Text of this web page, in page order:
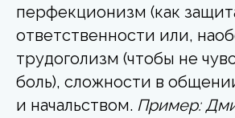
перфекционизм (как
ответственности или,
трудоголизм (чтобы не
боль), сложности в
и начальством. Пример: